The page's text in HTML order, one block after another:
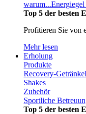
warum...
Top 5 der besten
Profitieren Sie von
Mehr lesen
Erholung
Produkte
Recovery-Getränke
Shakes
Zubehör
Sportliche
Top 5 der besten